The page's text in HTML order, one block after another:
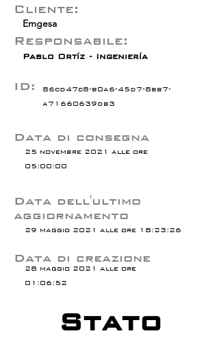
Emgesa
Cliente:
Responsabile:
Pablo Ortíz - Ingeniería
86cd47c8-b0a6-45d7-8bb7-
a71660639db3
ID:
Data di consegna
25 novembre 2021 alle ore
05:00:00
Data dell'ultimo
aggiornamento
29 maggio 2021 alle ore 18:23:26
28 maggio 2021 alle ore
01:06:52
Data di creazione
Stato